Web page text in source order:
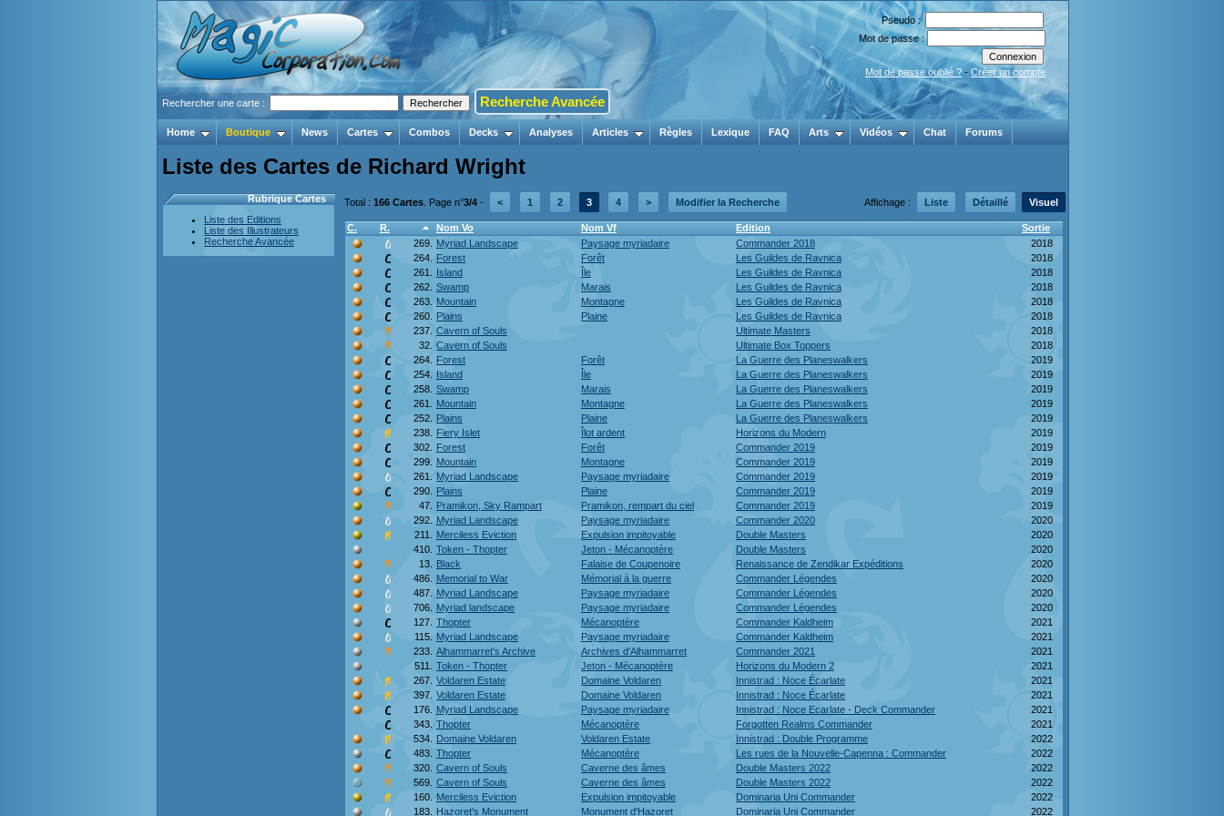
Pseudo :
Mot de passe :
Mot de passe oublié ? - Créer un compte
Rechercher une carte : Recherche Avancée
Home Boutique News Cartes Combos Decks Analyses Articles Règles Lexique FAQ Arts Vidéos Chat Forums
Liste des Cartes de Richard Wright
Rubrique Cartes
Liste des Editions
Liste des Illustrateurs
Recherche Avancée
Total : 166 Cartes . Page n°3/4 - < 1 2 3 4 > Modifier la Recherche Affichage : Liste Détaillé Visuel
C. R. Nom Vo Nom Vf Edition
Sortie
269.
Myriad Landscape Paysage myriadaire Commander 2018
2018
264. Forest Forêt Les Guildes de Ravnica
2018
261.
Island Île Les Guildes de Ravnica
2018
262. Swamp Marais Les Guildes de Ravnica
2018
263.
Mountain Montagne Les Guildes de Ravnica
2018
260.
Plains Plaine Les Guildes de Ravnica
2018
237. Cavern of Souls Ultimate Masters
2018
32. Cavern of Souls Ultimate Box Toppers
2018
264.
Forest Forêt La Guerre des Planeswalkers
2019
254.
Island Île La Guerre des Planeswalkers
2019
258. Swamp Marais La Guerre des Planeswalkers
2019
261.
Mountain Montagne La Guerre des Planeswalkers
2019
252.
Plains Plaine La Guerre des Planeswalkers
2019
238.
Fiery Islet Îlot ardent Horizons du Modern
2019
302.
Forest Forêt Commander 2019
2019
299.
Mountain Montagne Commander 2019
2019
261.
Myriad Landscape Paysage myriadaire Commander 2019
2019
290.
Plains Plaine Commander 2019
2019
47.
Pramikon, Sky Rampart Pramikon, rempart du ciel Commander 2019
2019
292.
Myriad Landscape Paysage myriadaire Commander 2020
2020
211.
Merciless Eviction Expulsion impitoyable Double Masters
2020
410. Token - Thopter Jeton - Mécanoptère Double Masters
2020
13.
Black Falaise de Coupenoire Renaissance de Zendikar Expéditions
2020
486.
Memorial to War Mémorial à la guerre Commander Légendes
2020
487.
Myriad Landscape Paysage myriadaire Commander Légendes
2020
706.
Myriad landscape Paysage myriadaire Commander Légendes
2020
127. Thopter Mécanoptère Commander Kaldheim
2021
115.
Myriad Landscape Paysage myriadaire Commander Kaldheim
2021
233. Alhammarret's Archive Archives d'Alhammarret Commander 2021
2021
511.
Token - Thopter Jeton - Mécanoptère Horizons du Modern 2
2021
267. Voldaren Estate Domaine Voldaren Innistrad : Noce Écarlate
2021
397. Voldaren Estate Domaine Voldaren Innistrad : Noce Écarlate
2021
176. Myriad Landscape Paysage myriadaire Innistrad : Noce Ecarlate - Deck Commander
2021
343. Thopter Mécanoptère Forgotten Realms Commander
2021
534.
Domaine Voldaren Voldaren Estate Innistrad : Double Programme
2022
483. Thopter Mécanoptère Les rues de la Nouvelle-Capenna : Commander
2022
320. Cavern of Souls Caverne des âmes Double Masters 2022
2022
569. Cavern of Souls Caverne des âmes Double Masters 2022
2022
160.
Merciless Eviction Expulsion impitoyable Dominaria Uni Commander
2022
183.
Hazoret's Monument Monument d'Hazoret Dominaria Uni Commander 2022